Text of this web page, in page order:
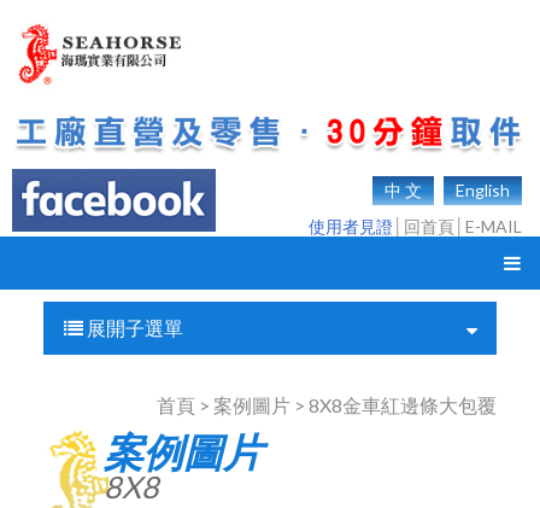
中 文
English
使用者見證 回首頁 E-MAIL
展開子選單
首頁 > 案例圖片 > 8X8金車紅邊條大包覆
案例圖片
8X8